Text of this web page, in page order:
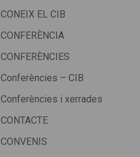
CONEIX EL CIB
CONFERÈNCIA
CONFERÈNCIES
Conferències – CIB
Conferències i xerrades
CONTACTE
CONVENIS